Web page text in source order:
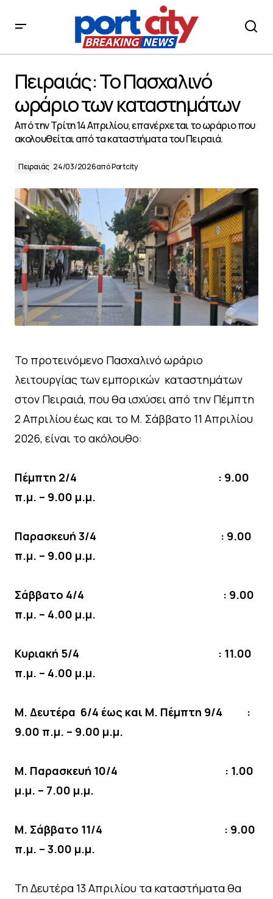
Πειραιάς: Το Πασχαλινό
ωράριο των καταστημάτων
Από την Τρίτη 14 Απριλίου, επανέρχεται το ωράριο που
ακολουθείται από τα καταστήματα του Πειραιά.
Πειραιάς 24/03/2026απόPortcity
Το προτεινόμενο Πασχαλινό ωράριο
λειτουργίας των εμπορικών καταστημάτων
στον Πειραιά, που θα ισχύσει από την Πέμπτη
2 Απριλίου έως και το Μ. Σάββατο 11 Απριλίου
2026, είναι το ακόλουθο:
Πέμπτη 2/4 : 9.00
π.μ. – 9.00 μ.μ.
Παρασκευή 3/4 : 9.00
π.μ. – 9.00 μ.μ.
Σάββατο 4/4 : 9.00
π.μ. – 4.00 μ.μ.
Κυριακή 5/4 : 11.00
π.μ. – 4.00 μ.μ.
Μ. Δευτέρα 6/4 έως και Μ. Πέμπτη 9/4 :
9.00 π.μ. – 9.00 μ.μ.
Μ. Παρασκευή 10/4 : 1.00
μ.μ. – 7.00 μ.μ.
Μ. Σάββατο 11/4 : 9.00
π.μ. – 3.00 μ.μ.
Τη Δευτέρα 13 Απριλίου τα καταστήματα θα